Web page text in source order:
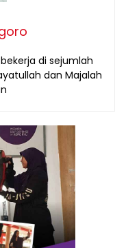
di sejumlah
dan Majalah